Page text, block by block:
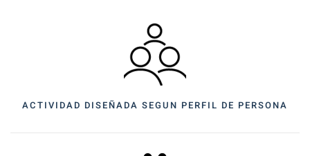
ACTIVIDAD DISEÑADA SEGUN PERFIL DE PERSONA